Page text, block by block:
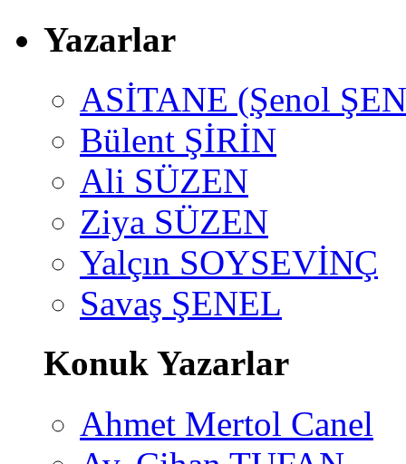
Yazarlar
ASİTANE (Şenol
Bülent ŞİRİN
Ali SÜZEN
Ziya SÜZEN
Yalçın SOYSEVİNÇ
Savaş ŞENEL
Konuk Yazarlar
Ahmet Mertol Canel